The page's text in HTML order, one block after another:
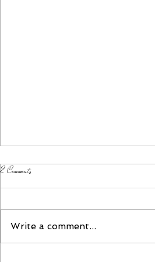
Please Join Us!
2 Comments
Write a comment...